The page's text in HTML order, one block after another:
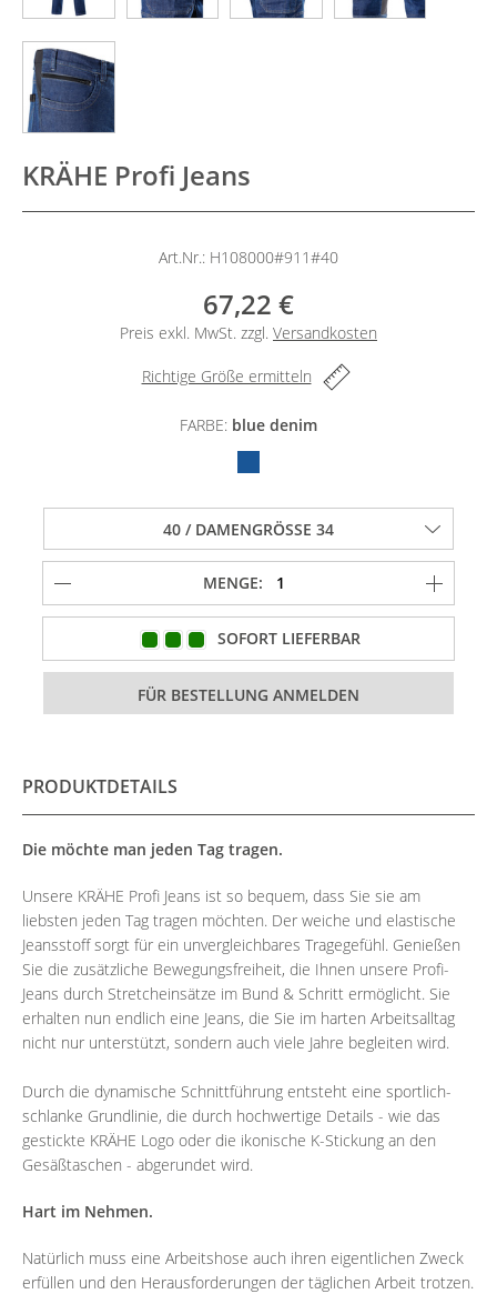
KRÄHE Profi Jeans
Art.Nr.: H108000#911#40
67,22 €
Preis exkl. MwSt. zzgl. Versandkosten
Richtige Größe ermitteln
FARBE: blue denim
MENGE:
SOFORT LIEFERBAR
PRODUKTDETAILS
Die möchte man jeden Tag tragen.
Unsere KRÄHE Profi Jeans ist so bequem, dass Sie sie am
liebsten jeden Tag tragen möchten. Der weiche und elastische
Jeansstoff sorgt für ein unvergleichbares Tragegefühl. Genießen
Sie die zusätzliche Bewegungsfreiheit, die Ihnen unsere Profi-
Jeans durch Stretcheinsätze im Bund & Schritt ermöglicht. Sie
erhalten nun endlich eine Jeans, die Sie im harten Arbeitsalltag
nicht nur unterstützt, sondern auch viele Jahre begleiten wird.
Durch die dynamische Schnittführung entsteht eine sportlich-
schlanke Grundlinie, die durch hochwertige Details - wie das
gestickte KRÄHE Logo oder die ikonische K-Stickung an den
Gesäßtaschen - abgerundet wird.
Hart im Nehmen.
Natürlich muss eine Arbeitshose auch ihren eigentlichen Zweck
erfüllen und den Herausforderungen der täglichen Arbeit trotzen.